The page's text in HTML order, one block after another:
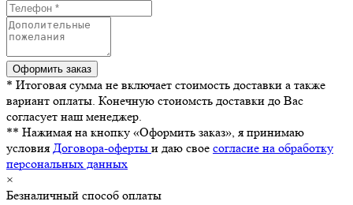
* Итоговая сумма не включает стоимость доставки а также
вариант оплаты. Конечную стоиомсть доставки до Вас
согласует наш менеджер.
** Нажимая на кнопку «Оформить заказ», я принимаю
условия Договора-оферты и даю свое согласие на обработку
персональных данных
×
Безналичный способ оплаты